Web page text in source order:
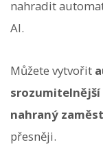
nahradit
AI.
Můžete vytvořit
srozumitelnější
nahraný
přesněji.